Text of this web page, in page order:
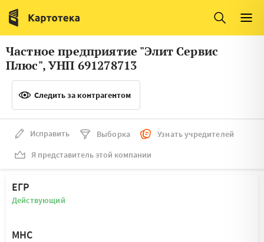
Италия
Люксембург
Литва
Латвия
Словения
Франция
Финляндия
Швеция
Мальта
Частное предприятие "Элит Сервис
Плюс", УНП 691278713
Следить за контрагентом
Исправить Выборка
Узнать учредителей
Я представитель этой компании
ЕГР
Действующий
МНС